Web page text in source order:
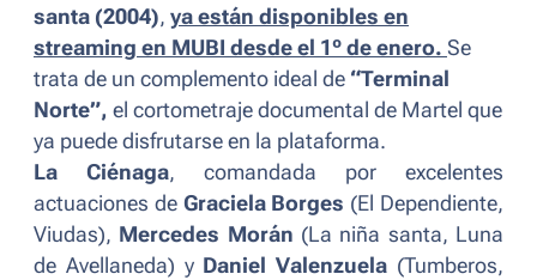
santa (2004), ya están disponibles en
streaming en MUBI desde el 1º de enero. Se
trata de un complemento ideal de “Terminal
Norte”, el cortometraje documental de Martel que
ya puede disfrutarse en la plataforma.
La Ciénaga, comandada por excelentes
actuaciones de Graciela Borges (El Dependiente,
Viudas), Mercedes Morán (La niña santa, Luna
de Avellaneda) y Daniel Valenzuela (Tumberos,